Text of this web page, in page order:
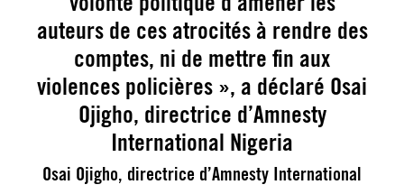
auteurs de ces atrocités à rendre des
comptes, ni de mettre fin aux
violences policières », a déclaré Osai
Ojigho, directrice d’Amnesty
International Nigeria
Osai Ojigho, directrice d’Amnesty International